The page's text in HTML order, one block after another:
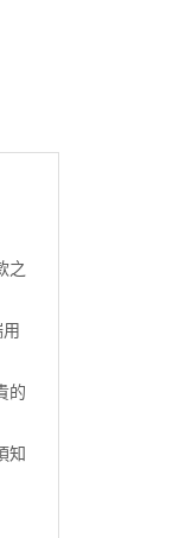
之
的
知